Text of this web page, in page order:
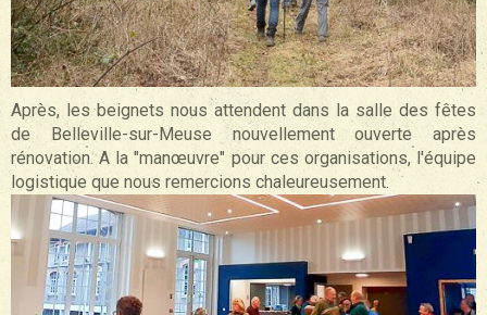
Après, les beignets nous attendent dans la salle des fêtes
de Belleville-sur-Meuse nouvellement ouverte après
rénovation. A la "manœuvre" pour ces organisations, l'équipe
logistique que nous remercions chaleureusement.